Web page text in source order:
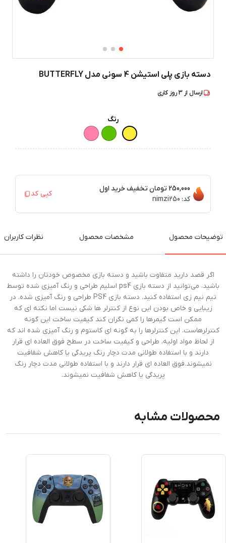
دسته بازی پلی استیشن 4 سونی مدل BUTTERFLY
ارسال از 3روز کاری
رنگ
250,000 تومان
تخفیف خرید اول
کد: nimzi250
کپی کد
توضیحات محصول مشخصات محصول نظرات کاربران
اگر قصد دارید متفاوت باشید و دسته بازی مخصوص خودتان را داشته
باشید، می‌توانید از دسته بازی ps4 اسلیم طراحی و رنگ آمیزی شده توسط
تیم نیم زی استفاده کنید. دسته بازی PS4 طراحی و رنگ آمیزی شده. در
زیبایی و خاص بودن این نوع از کنترلر ها شکی نیست اما نکته ای که
ممکن است گیمرها را کمی نگران کند کیفیت ساخت این گونه
کنترلرهاست. این کنترلرها را به گونه ای کاستوم و رنگ آمیزی شده اند که
از لحاظ مواد اولیه، طراحی و کیفیت ساخت در سطح فوق العاده ای قرار
دارند و با استفاده طولانی مدت دچار رنگ پریدگی یا کاهش شفافیت
نمیشوند.فوق العاده ای قرار دارند و با استفاده طولانی مدت دچار رنگ
پریدگی یا کاهش شفافیت نمیشوند.
محصولات مشابه